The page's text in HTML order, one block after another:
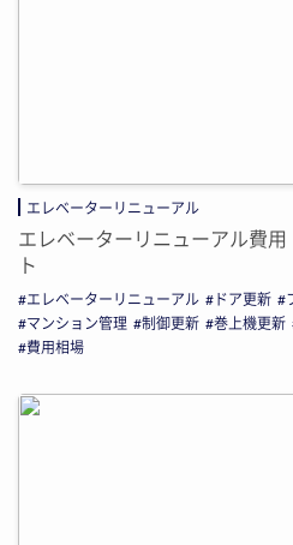
エレベーターリニューアル
エレベーターリニューアル費
ト
エレベーターリニューアル ドア更新
マンション管理
制御更新 巻上機更新
費用相場